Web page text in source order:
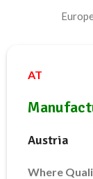
AT
Austria
Where